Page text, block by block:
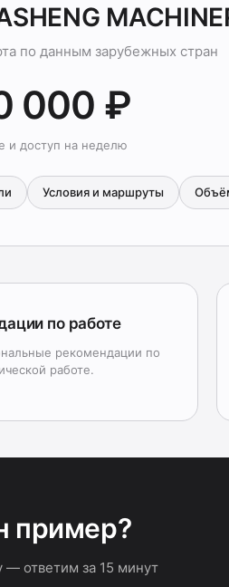
по данным зарубежных стран
000 ₽
и доступ на неделю
Условия и маршруты
по работе
рекомендации по
работе.
пример?
— ответим за 15 минут